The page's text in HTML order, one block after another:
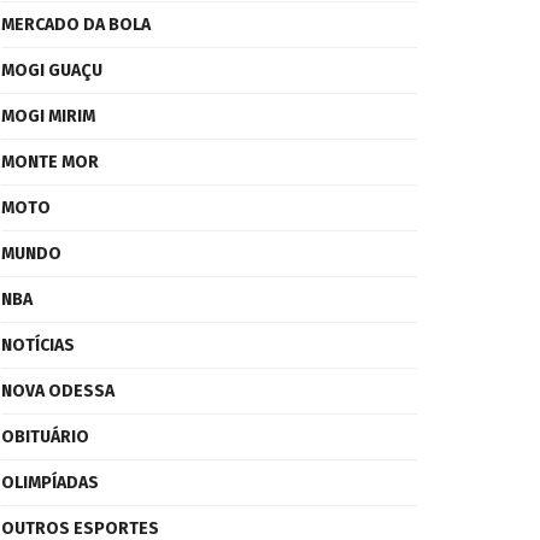
MERCADO DA BOLA
MOGI GUAÇU
MOGI MIRIM
MONTE MOR
MOTO
MUNDO
NBA
NOTÍCIAS
NOVA ODESSA
OBITUÁRIO
OLIMPÍADAS
OUTROS ESPORTES